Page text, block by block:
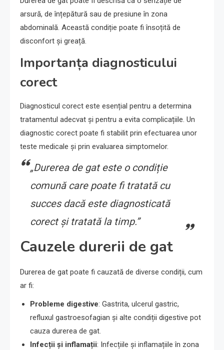
arsură, de înțepătură sau de presiune în zona
abdominală. Această condiție poate fi însoțită de
disconfort și greață.
Importanța diagnosticului
corect
Diagnosticul corect este esențial pentru a determina
tratamentul adecvat și pentru a evita complicațiile. Un
diagnostic corect poate fi stabilit prin efectuarea unor
teste medicale și prin evaluarea simptomelor.
„Durerea de gat este o condiție
comună care poate fi tratată cu
succes dacă este diagnosticată
corect și tratată la timp.”
Cauzele durerii de gat
Durerea de gat poate fi cauzată de diverse condiții, cum
ar fi:
Probleme digestive: Gastrita, ulcerul gastric,
refluxul gastroesofagian și alte condiții digestive pot
cauza durerea de gat.
Infecții și inflamații: Infecțiile și inflamațiile în zona